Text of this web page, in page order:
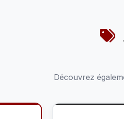
Découvrez